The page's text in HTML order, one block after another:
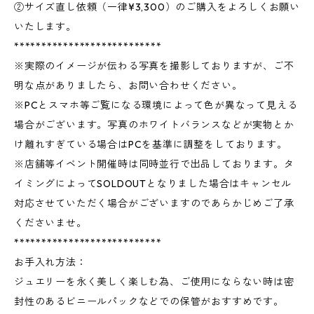
②サイズ直し依頼（一律¥3,300）のご購入をよろしくお願い
いたします。
***************************
※実際のイメージが伝わる写真を撮影しておりますが、ご不
明な点がありましたら、お問い合わせください。
※PCとスマホ等ご覧になる環境によって色が異なって見える
場合がございます。写真のホワイトバランスなどが実物とか
け離れすぎている場合はPCを基準に調整をしております。
※店舗等イベント開催時は同時並行で出品しております。タ
イミングによってSOLDOUTとなりました場合はキャンセル
対応させていただく場合がございますのであらかじめご了承
くださいませ。
***************************
お手入れ方法：
ジュエリーを永く美しく楽しむ為、ご使用にならない時は密
封性のあるビニールパックなどでの保管がおすすめです。